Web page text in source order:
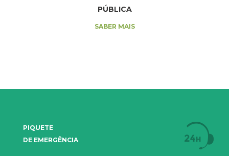
PÚBLICA
SABER MAIS
PIQUETE
DE EMERGÊNCIA